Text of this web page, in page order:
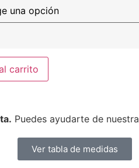
carrito
Puedes ayudarte de
Ver tabla de medidas